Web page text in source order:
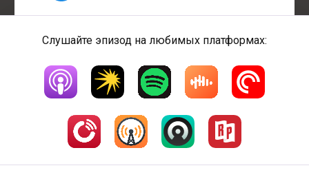
Слушайте эпизод на любимых платформах: